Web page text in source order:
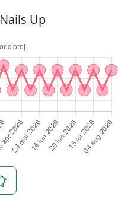
Nails Up